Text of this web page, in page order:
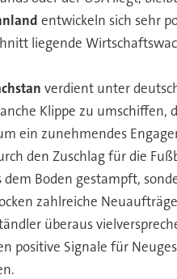
entwickeln sich sehr
liegende
verdient unter
Klippe zu
ein zunehmendes
den Zuschlag für die
Boden gestampft,
zahlreiche
überaus
positive Signale für